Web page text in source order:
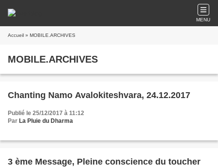
MENU
Accueil » MOBILE.ARCHIVES
MOBILE.ARCHIVES
Chanting Namo Avalokiteshvara, 24.12.2017
Publié le 25/12/2017 à 11:12
Par La Pluie du Dharma
3 ème Message, Pleine conscience du toucher